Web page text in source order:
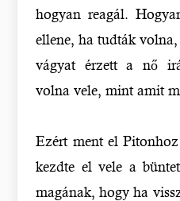
hogyan reagál.
ellene, ha tudták
vágyat érzett a nő
volna vele, mint amit
Ezért ment el
kezdte el vele a
magának, hogy ha